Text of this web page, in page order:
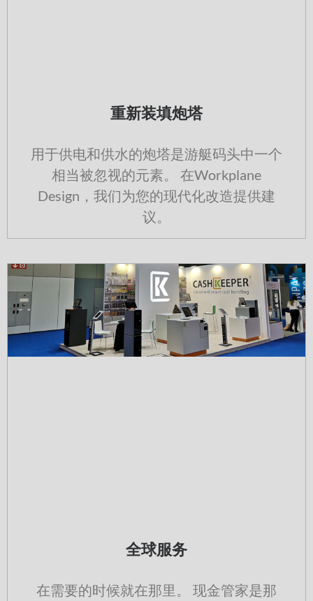
重新装填炮塔
用于供电和供水的炮塔是游艇码头中一个
相当被忽视的元素。 在Workplane
Design，我们为您的现代化改造提供建
议。
全球服务
在需要的时候就在那里。 现金管家是那